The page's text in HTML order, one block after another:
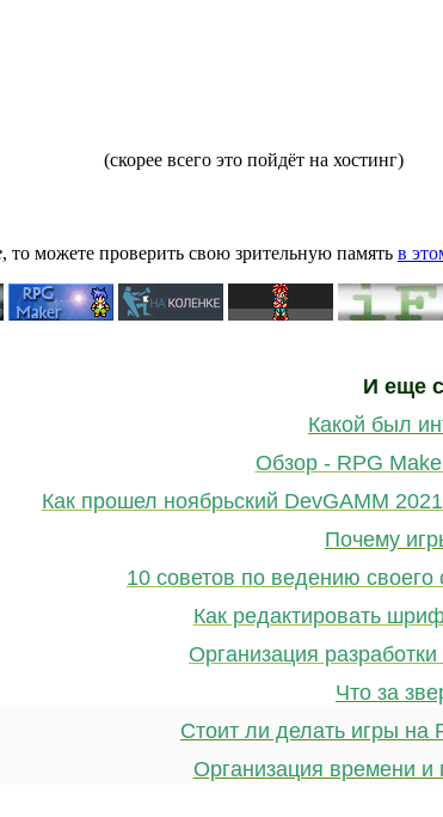
(скорее всего это пойдёт на хостинг)
, то можете проверить свою зрительную память в
И еще
Какой был
Обзор - RPG
Как прошел ноябрьский DevGAMM
Почему
10 советов по ведению своего
Как редактировать
Организация
Что за
Стоит ли делать игры на
Организация времени